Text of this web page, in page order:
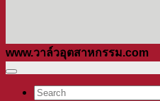
www.วาล์วอุตสาหกรรม.com
ค้นหา: